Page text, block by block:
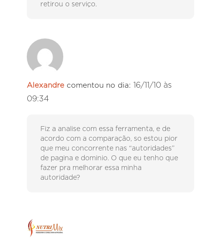
retirou o serviço.
Alexandre comentou no dia: 16/11/10 às
09:34
Fiz a analise com essa ferramenta, e de
acordo com a comparação, so estou pior
que meu concorrente nas “autoridades”
de pagina e dominio. O que eu tenho que
fazer pra melhorar essa minha
autoridade?